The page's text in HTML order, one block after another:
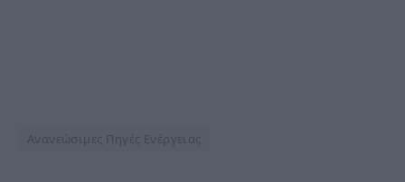
Ανανεώσιμες Πηγές Ενέργειας